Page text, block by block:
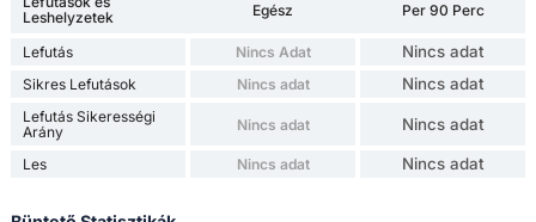
Leshelyzetek
Egész Per 90 Perc
Lefutás Nincs Adat Nincs adat
Sikres Lefutások Nincs adat Nincs adat
Lefutás Sikerességi
Arány
Nincs adat Nincs adat
Les Nincs adat Nincs adat